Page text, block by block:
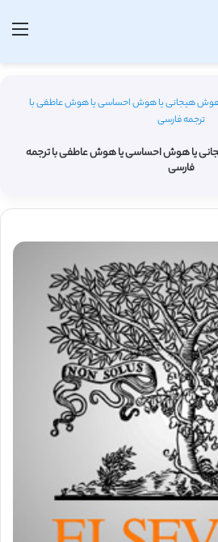
هوش هیجانی یا هوش احساسی یا هوش عاطفی با
ترجمه فارسی
یا هوش احساسی یا هوش عاطفی با ترجمه
فارسی